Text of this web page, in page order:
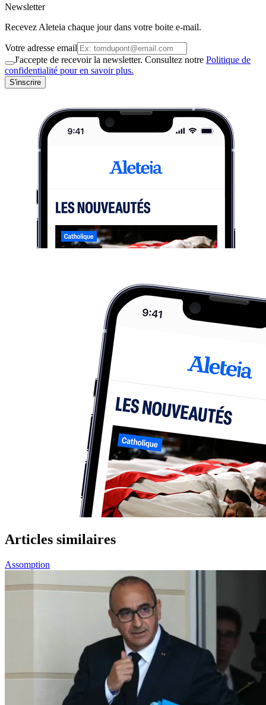
Newsletter
Recevez Aleteia chaque jour dans votre boite e-mail.
Votre adresse email
J'accepte de recevoir la newsletter. Consultez notre Politique de
confidentialité pour en savoir plus.
S'inscrire
Articles similaires
Assomption